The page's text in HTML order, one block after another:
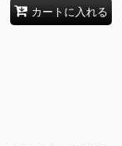
カートに入れる